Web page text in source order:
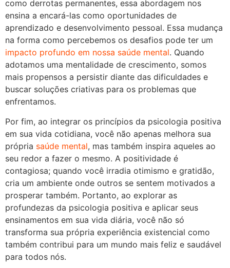
como derrotas permanentes, essa abordagem nos
ensina a encará-las como oportunidades de
aprendizado e desenvolvimento pessoal. Essa mudança
na forma como percebemos os desafios pode ter um
impacto profundo em nossa saúde mental. Quando
adotamos uma mentalidade de crescimento, somos
mais propensos a persistir diante das dificuldades e
buscar soluções criativas para os problemas que
enfrentamos.
Por fim, ao integrar os princípios da psicologia positiva
em sua vida cotidiana, você não apenas melhora sua
própria saúde mental, mas também inspira aqueles ao
seu redor a fazer o mesmo. A positividade é
contagiosa; quando você irradia otimismo e gratidão,
cria um ambiente onde outros se sentem motivados a
prosperar também. Portanto, ao explorar as
profundezas da psicologia positiva e aplicar seus
ensinamentos em sua vida diária, você não só
transforma sua própria experiência existencial como
também contribui para um mundo mais feliz e saudável
para todos nós.